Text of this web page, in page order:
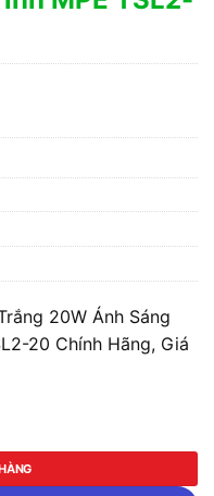
20W Ánh Sáng
20 Chính Hãng, Giá
20W Ánh Sáng Vàng/